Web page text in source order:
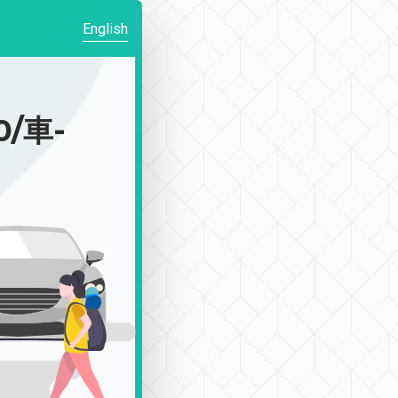
English
車-